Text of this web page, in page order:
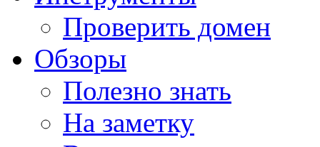
Проверить домен
Обзоры
Полезно знать
На заметку